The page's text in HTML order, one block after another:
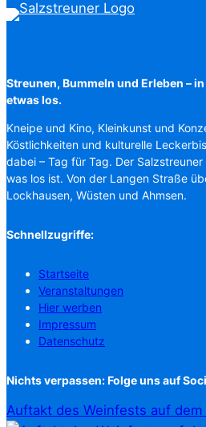
Streunen, Bummeln und Erleben –
etwas los.
Kneipe und Kino, Kleinkunst und
Köstlichkeiten und kulturelle
dabei – Tag für Tag. Der
was los ist. Von der Langen Straße
Lockhausen, Wüsten und Ahmsen.
Schnellzugriffe:
Startseite
Veranstaltungen
Hier werben
Impressum
Datenschutz
Nichts verpassen: Folge uns auf
Auftakt des Weinfests auf